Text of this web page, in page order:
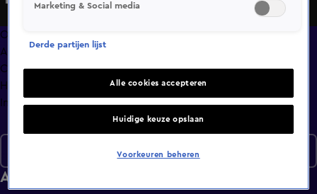
Overzicht
Afleveringen
Clips
Hoe is het nu met?
Info
Afleveringen
Marketing & Social media
Derde partijen lijst
Alle cookies accepteren
Huidige keuze opslaan
Voorkeuren beheren